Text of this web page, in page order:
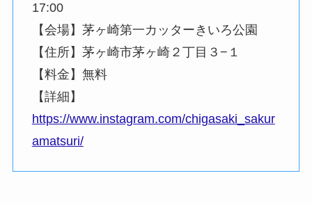
17:00
【会場】茅ヶ崎第一カッターきいろ公園
【住所】茅ヶ崎市茅ヶ崎２丁目３−１
【料金】無料
【詳細】
https://www.instagram.com/chigasaki_sakur
amatsuri/